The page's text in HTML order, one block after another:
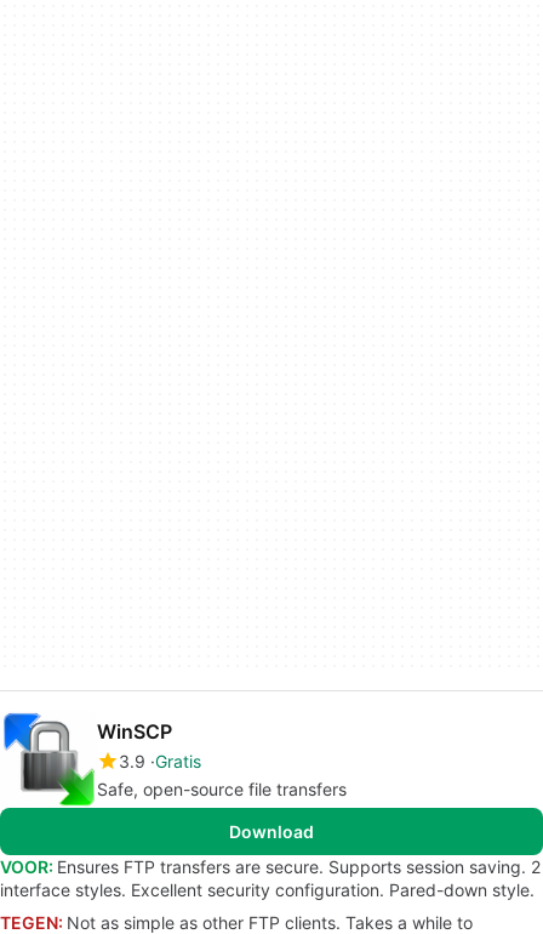
WinSCP
3.9 Gratis
Safe, open-source file transfers
Download
VOOR: Ensures FTP transfers are secure. Supports session saving. 2
interface styles. Excellent security configuration. Pared-down style.
TEGEN: Not as simple as other FTP clients. Takes a while to